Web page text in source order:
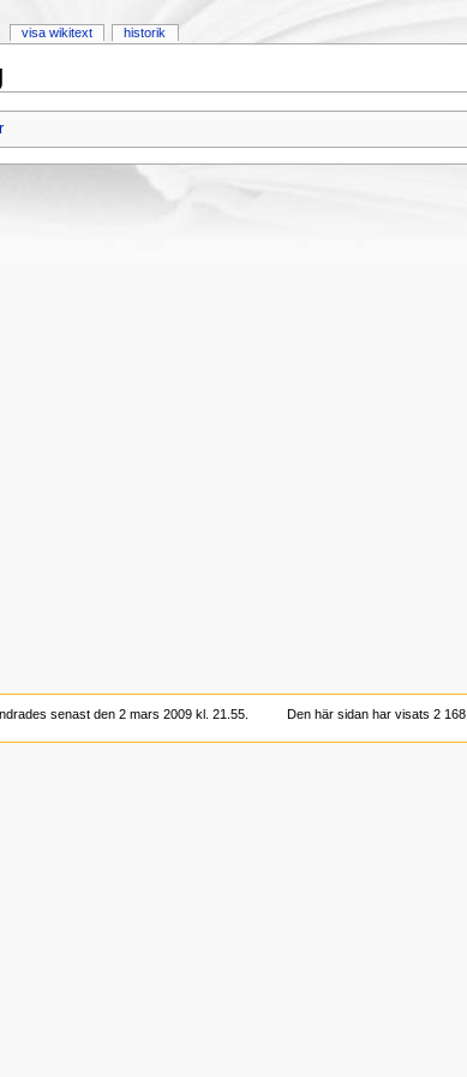
visa wikitext historik
senast den 2 mars 2009 kl. 21.55. Den här sidan har visats 2 168